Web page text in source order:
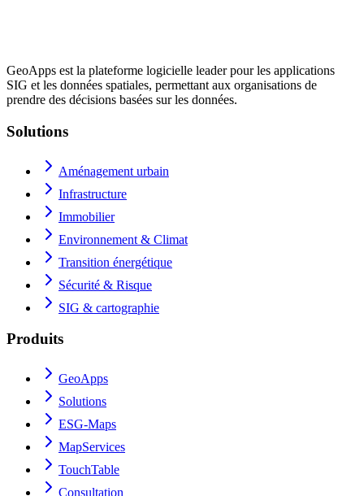
GeoApps est la plateforme logicielle leader pour les applications
SIG et les données spatiales, permettant aux organisations de
prendre des décisions basées sur les données.
Solutions
Aménagement urbain
Infrastructure
Immobilier
Environnement & Climat
Transition énergétique
Sécurité & Risque
SIG & cartographie
Produits
GeoApps
Solutions
ESG-Maps
MapServices
TouchTable
Consultation